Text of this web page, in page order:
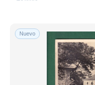
Nuevo